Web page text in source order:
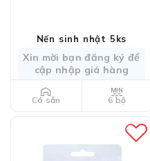
Nến sinh nhật 5ks
Xin mời bạn đăng ký để
cập nhập giá hàng
Có sẵn 6 bộ